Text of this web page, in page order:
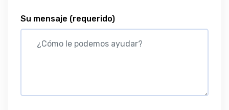
Su mensaje (requerido)